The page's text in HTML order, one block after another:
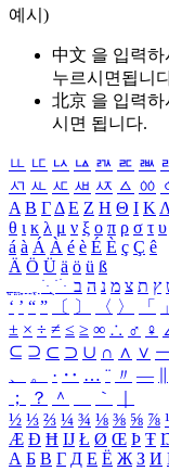
예시)
中文 을 입력하
누르시면됩니
北京 을 입력하
시면 됩니다.
ㅥ ㅦ ㅧ ㅨ ㅩ ㅪ ㅫ
ㅺ ㅻ ㅼ ㅽ ㅾ ㅿ ㆀ
Α Β ΓΔ Ε Ζ Η Θ Ι Κ
θ ι κ λ μ ν ξ ο π ρ σ τ υ
á à Á À é è É È ç Ç ê
Ä Ö Ü ä ö ü ß
ִֶֹ ֻּ ׁׂ ץ ת צ מ נ ה ב
‘ ’ “ ” 〔 〕 〈 〉 「 」
± × ÷ ≠ ≤ ≥ ∞ ∴ ♂ ♀
⊆ ⊇ ⊂ ⊃ ∪ ∩ ∧ ∨
、
。 · ‥ … ¨ 〃 ―
；
？ ＾ ｀
½ ⅓ ⅔ ¼ ¾ ⅛ ⅜ ⅝ ⅞ ¹
Æ Ð Ħ Ĳ Ł Ø Œ Þ Ŧ
А Б В Г Д Е Ё Ж З И